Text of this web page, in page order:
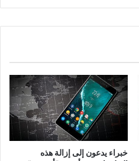
خبراء يدعون إلى إزالة هذه